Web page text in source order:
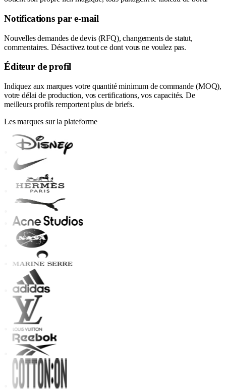
Notifications par e-mail
Nouvelles demandes de devis (RFQ), changements de statut,
commentaires. Désactivez tout ce dont vous ne voulez pas.
Éditeur de profil
Indiquez aux marques votre quantité minimum de commande (MOQ),
votre délai de production, vos certifications, vos capacités. De
meilleurs profils remportent plus de briefs.
Les marques sur la plateforme